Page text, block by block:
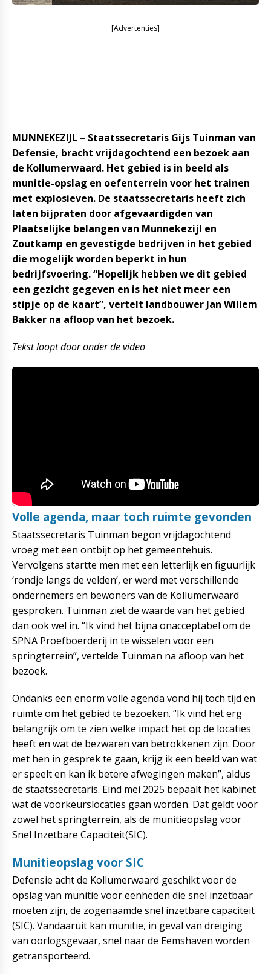
[Advertenties]
MUNNEKEZIJL – Staatssecretaris Gijs Tuinman van
Defensie, bracht vrijdagochtend een bezoek aan
de Kollumerwaard. Het gebied is in beeld als
munitie-opslag en oefenterrein voor het trainen
met explosieven. De staatssecretaris heeft zich
laten bijpraten door afgevaardigden van
Plaatselijke belangen van Munnekezijl en
Zoutkamp en gevestigde bedrijven in het gebied
die mogelijk worden beperkt in hun
bedrijfsvoering. “Hopelijk hebben we dit gebied
een gezicht gegeven en is het niet meer een
stipje op de kaart”, vertelt landbouwer Jan Willem
Bakker na afloop van het bezoek.
Tekst loopt door onder de video
Volle agenda, maar toch ruimte gevonden
Staatssecretaris Tuinman begon vrijdagochtend
vroeg met een ontbijt op het gemeentehuis.
Vervolgens startte men met een letterlijk en figuurlijk
‘rondje langs de velden’, er werd met verschillende
ondernemers en bewoners van de Kollumerwaard
gesproken. Tuinman ziet de waarde van het gebied
dan ook wel in. “Ik vind het bijna onacceptabel om de
SPNA Proefboerderij in te wisselen voor een
springterrein”, vertelde Tuinman na afloop van het
bezoek.
Ondanks een enorm volle agenda vond hij toch tijd en
ruimte om het gebied te bezoeken. “Ik vind het erg
belangrijk om te zien welke impact het op de locaties
heeft en wat de bezwaren van betrokkenen zijn. Door
met hen in gesprek te gaan, krijg ik een beeld van wat
er speelt en kan ik betere afwegingen maken”, aldus
de staatssecretaris. Eind mei 2025 bepaalt het kabinet
wat de voorkeurslocaties gaan worden. Dat geldt voor
zowel het springterrein, als de munitieopslag voor
Snel Inzetbare Capaciteit(SIC).
Munitieopslag voor SIC
Defensie acht de Kollumerwaard geschikt voor de
opslag van munitie voor eenheden die snel inzetbaar
moeten zijn, de zogenaamde snel inzetbare capaciteit
(SIC). Vandaaruit kan munitie, in geval van dreiging
van oorlogsgevaar, snel naar de Eemshaven worden
getransporteerd.